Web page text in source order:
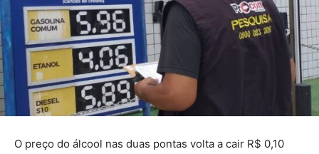
O preço do álcool nas duas pontas volta a cair R$ 0,10